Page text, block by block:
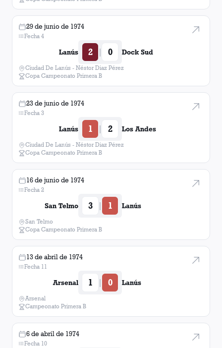
29 de junio de 1974
Fecha 4
Lanús 2 | 0 Dock Sud
Ciudad De Lanús - Néstor Diaz Pérez
Copa Campeonato Primera B
23 de junio de 1974
Fecha 3
Lanús 1 | 2 Los Andes
Ciudad De Lanús - Néstor Diaz Pérez
Copa Campeonato Primera B
16 de junio de 1974
Fecha 2
San Telmo 3 | 1 Lanús
San Telmo
Copa Campeonato Primera B
13 de abril de 1974
Fecha 11
Arsenal 1 | 0 Lanús
Arsenal
Campeonato Primera B
6 de abril de 1974
Fecha 10